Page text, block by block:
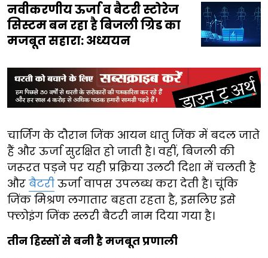
नवीकरणीय ऊर्जा व बैटरी स्टोरेज
सिस्टम बन रहा है बिजली ग्रिड का
मजबूत सहारा: अध्ययन
चार्जिंग के दौरान जिंक आयन धातु जिंक में बदल जाते
हैं और ऊर्जा सुरक्षित हो जाती है। वहीं, बिजली की
जरूरत पड़ने पर यही प्रक्रिया उलटी दिशा में चलती है
और बैटरी ऊर्जा वापस उपलब्ध करा देती है। चूंकि
जिंक मिश्रण लगातार बहता रहता है, इसलिए इसे
फ्लोइंग जिंक स्लरी बैटरी नाम दिया गया है।
तीन हिस्सों से बनी है मजबूत प्रणाली